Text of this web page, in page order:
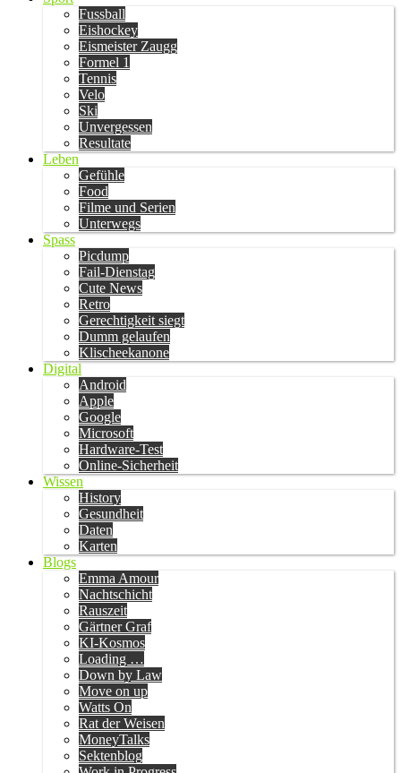
Fussball
Eishockey
Eismeister Zaugg
Formel 1
Tennis
Velo
Ski
Unvergessen
Resultate
Leben
Gefühle
Food
Filme und Serien
Unterwegs
Spass
Picdump
Fail-Dienstag
Cute News
Retro
Gerechtigkeit siegt
Dumm gelaufen
Klischeekanone
Digital
Android
Apple
Google
Microsoft
Hardware-Test
Online-Sicherheit
Wissen
History
Gesundheit
Daten
Karten
Blogs
Emma Amour
Nachtschicht
Rauszeit
Gärtner Graf
KI-Kosmos
Loading …
Down by Law
Move on up
Watts On
Rat der Weisen
MoneyTalks
Sektenblog